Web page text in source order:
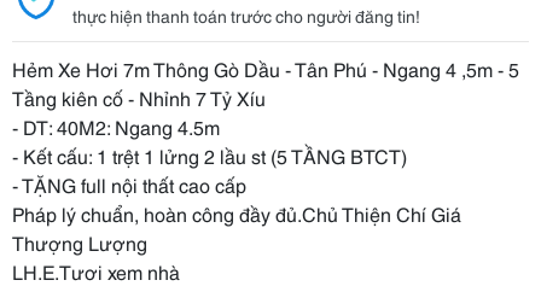
thực hiện thanh toán trước cho người đăng tin!
Hẻm Xe Hơi 7m Thông Gò Dầu - Tân Phú - Ngang 4 ,5m - 5
Tầng kiên cố - Nhỉnh 7 Tỷ Xíu
- DT: 40M2: Ngang 4.5m
- Kết cấu: 1 trệt 1 lửng 2 lầu st (5 TẦNG BTCT)
- TẶNG full nội thất cao cấp
Pháp lý chuẩn, hoàn công đầy đủ.Chủ Thiện Chí Giá
Thượng Lượng
LH.E.Tươi xem nhà